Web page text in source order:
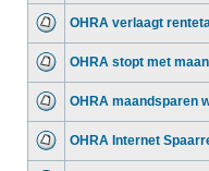
OHRA verlaagt
OHRA stopt met
OHRA maandsparen
OHRA Internet